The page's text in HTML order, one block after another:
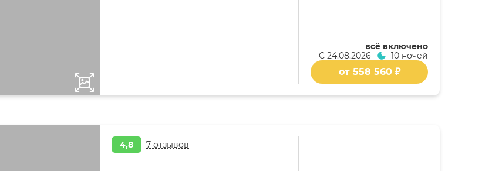
всё включено
С 24.08.2026 10 ночей
от 558 560 ₽
4,8 7 отзывов